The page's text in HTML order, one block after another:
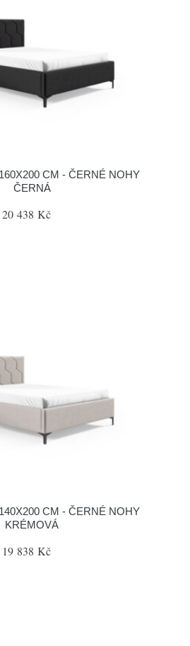
CM - ČERNÉ NOHY
ČERNÁ
20 438 Kč
CM - ČERNÉ NOHY
KRÉMOVÁ
19 838 Kč